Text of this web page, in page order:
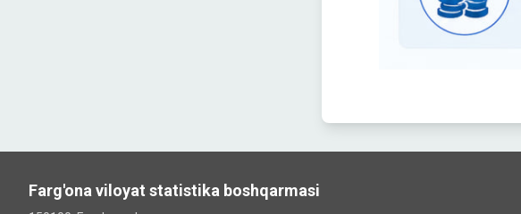
Farg'ona viloyat statistika boshqarmasi